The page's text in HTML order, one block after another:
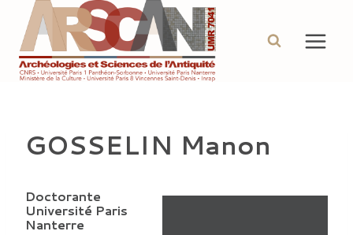
contenu
GOSSELIN Manon
Doctorante
Université Paris
Nanterre